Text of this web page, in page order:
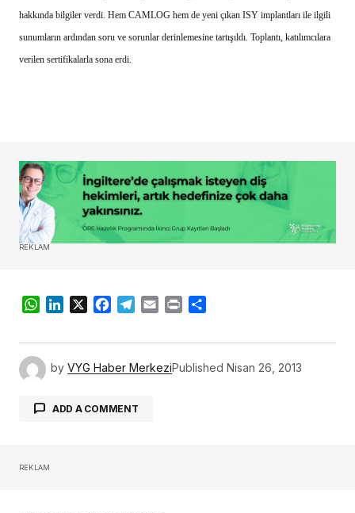
hakkında bilgiler verdi. Hem CAMLOG hem de yeni çıkan ISY implantları ile ilgili
sunumların ardından soru ve sorunlar derinlemesine tartışıldı. Toplantı, katılımcılara
verilen sertifikalarla sona erdi.
REKLAM
WhatsApp
LinkedIn
X Facebook
Telegram
Email Print
by VYG Haber MerkeziPublished Nisan 26, 2013
ADD A COMMENT
REKLAM